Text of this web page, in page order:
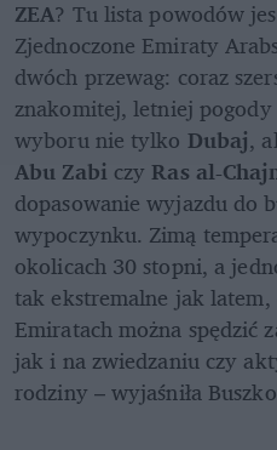
ZEA? Tu lista powodów
Zjednoczone Emiraty
dwóch przewag: coraz
znakomitej, letniej
wyboru nie tylko Dubaj,
Abu Zabi czy Ras al-
dopasowanie wyjazdu do
wypoczynku. Zimą
okolicach 30 stopni, a
tak ekstremalne jak
Emiratach można spędzić
jak i na zwiedzaniu czy
rodziny – wyjaśniła